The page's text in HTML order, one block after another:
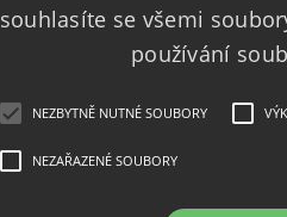
souhlasíte se všemi
používání
NEZBYTNĚ NUTNÉ SOUBORY
NEZAŘAZENÉ SOUBORY